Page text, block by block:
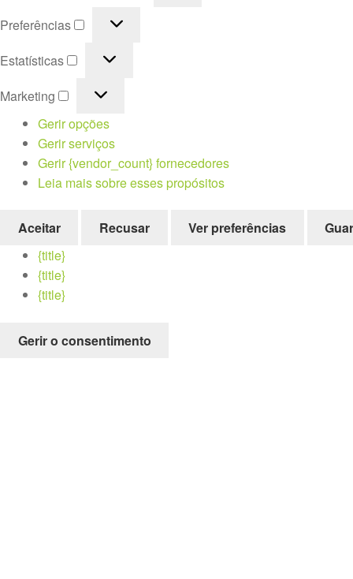
Preferências
Preferências
Estatísticas Estatísticas
Marketing
Marketing
Gerir opções
Gerir serviços
Gerir {vendor_count} fornecedores
Leia mais sobre esses propósitos
Aceitar Recusar Ver preferências
{title}
{title}
{title}
Gerir o consentimento